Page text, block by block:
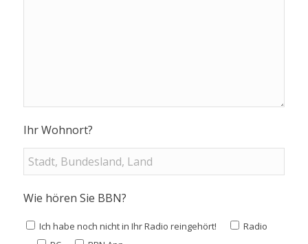
Ihr Wohnort?
Wie hören Sie BBN?
Ich habe noch nicht in Ihr Radio reingehört!
Radio